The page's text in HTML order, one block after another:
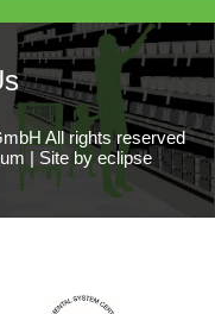
All rights reserved
| Site by eclipse